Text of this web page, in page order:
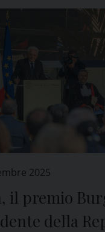
2025
il premio
della